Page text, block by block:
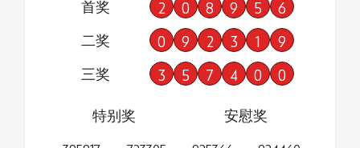
首奖 2 0 8 9 5 6
二奖 0 9 2 3 1 9
三奖 3 5 7 4 0 0
特别奖
安慰奖